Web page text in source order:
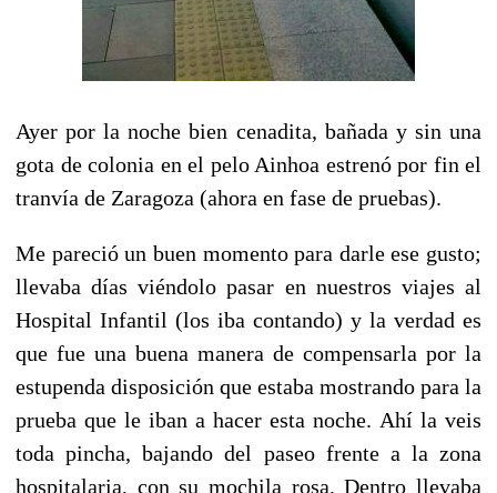
Ayer por la noche bien cenadita, bañada y sin una
gota de colonia en el pelo Ainhoa estrenó por fin el
tranvía de Zaragoza (ahora en fase de pruebas).
Me pareció un buen momento para darle ese gusto;
llevaba días viéndolo pasar en nuestros viajes al
Hospital Infantil (los iba contando) y la verdad es
que fue una buena manera de compensarla por la
estupenda disposición que estaba mostrando para la
prueba que le iban a hacer esta noche. Ahí la veis
toda pincha, bajando del paseo frente a la zona
hospitalaria, con su mochila rosa. Dentro llevaba